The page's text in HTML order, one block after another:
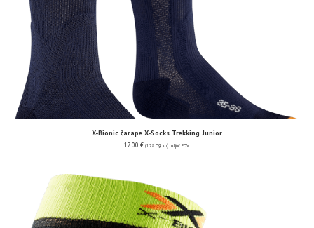
X-Bionic čarape X-Socks Trekking Junior
17.00 € (128.09 kn) uključ. PDV